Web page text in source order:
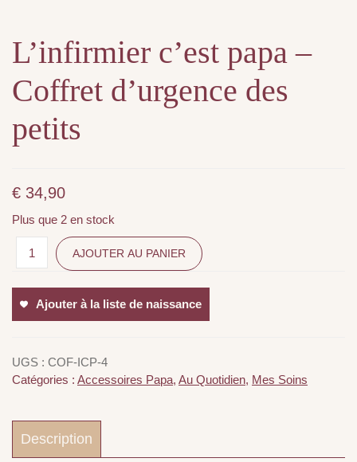
L’infirmier c’est papa –
Coffret d’urgence des
petits
€ 34,90
Plus que 2 en stock
AJOUTER AU PANIER
Ajouter à la liste de naissance
UGS : COF-ICP-4
Catégories : Accessoires Papa, Au Quotidien, Mes Soins
Description